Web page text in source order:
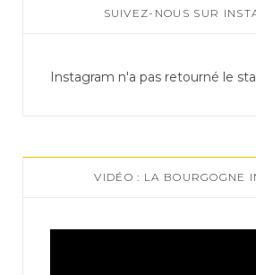
SUIVEZ-NOUS SUR
Instagram n'a pas retourné le
VIDÉO : LA BOURGOGNE